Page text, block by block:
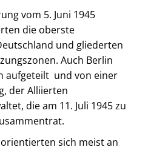
vom 5. Juni 1945
die oberste
und gliederten
Auch Berlin
aufgeteilt und von einer
der Alliierten
die am 11. Juli 1945 zu
sich meist an